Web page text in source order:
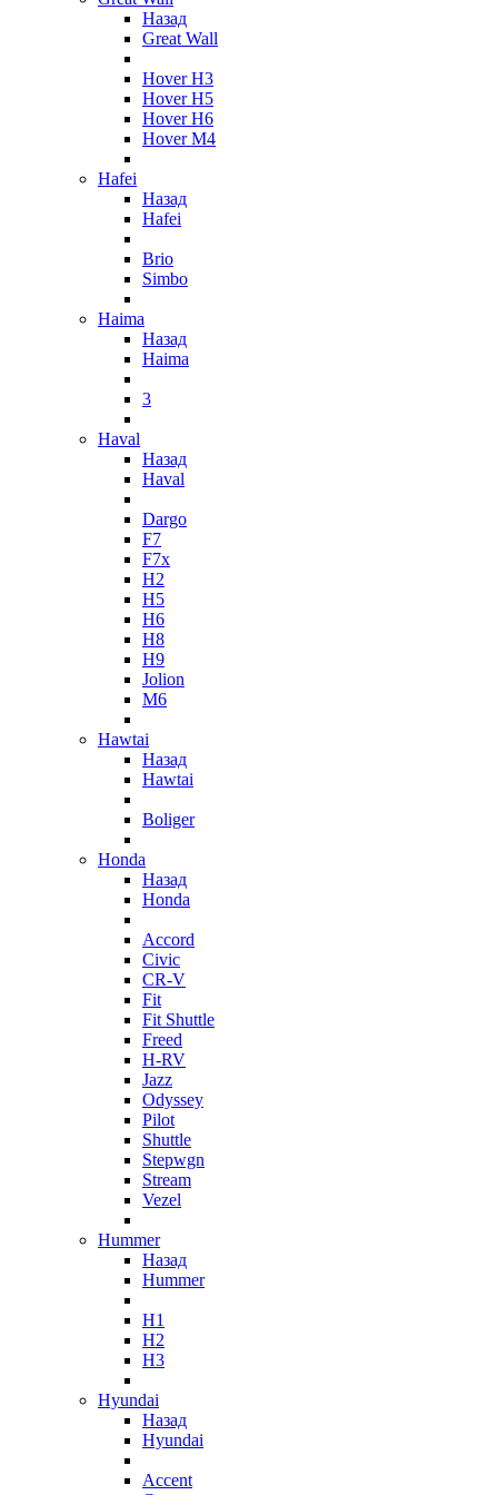
Назад
Great Wall
Hover H3
Hover H5
Hover H6
Hover M4
Hafei
Назад
Hafei
Brio
Simbo
Haima
Назад
Haima
3
Haval
Назад
Haval
Dargo
F7
F7x
H2
H5
H6
H8
H9
Jolion
M6
Hawtai
Назад
Hawtai
Boliger
Honda
Назад
Honda
Accord
Civic
CR-V
Fit
Fit Shuttle
Freed
H-RV
Jazz
Odyssey
Pilot
Shuttle
Stepwgn
Stream
Vezel
Hummer
Назад
Hummer
H1
H2
H3
Hyundai
Назад
Hyundai
Accent